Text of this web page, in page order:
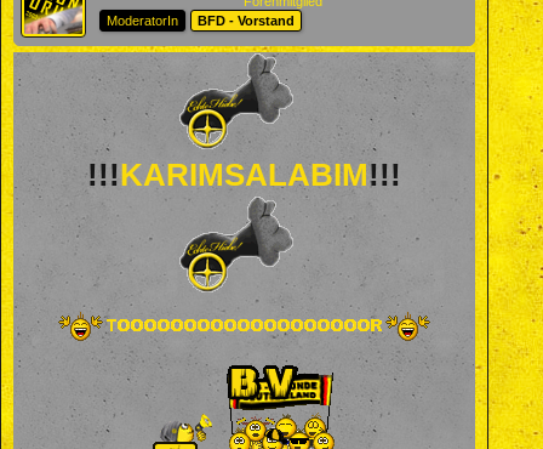
ModeratorIn
BFD - Vorstand
!!!KARIMSALABIM!!!